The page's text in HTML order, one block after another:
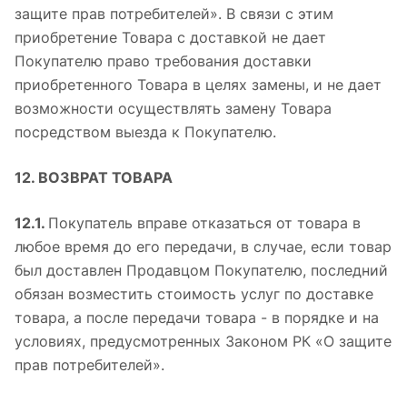
защите прав потребителей». В связи с этим
приобретение Товара с доставкой не дает
Покупателю право требования доставки
приобретенного Товара в целях замены, и не дает
возможности осуществлять замену Товара
посредством выезда к Покупателю.
12. ВОЗВРАТ ТОВАРА
12.1. Покупатель вправе отказаться от товара в
любое время до его передачи, в случае, если товар
был доставлен Продавцом Покупателю, последний
обязан возместить стоимость услуг по доставке
товара, а после передачи товара - в порядке и на
условиях, предусмотренных Законом РК «О защите
прав потребителей».